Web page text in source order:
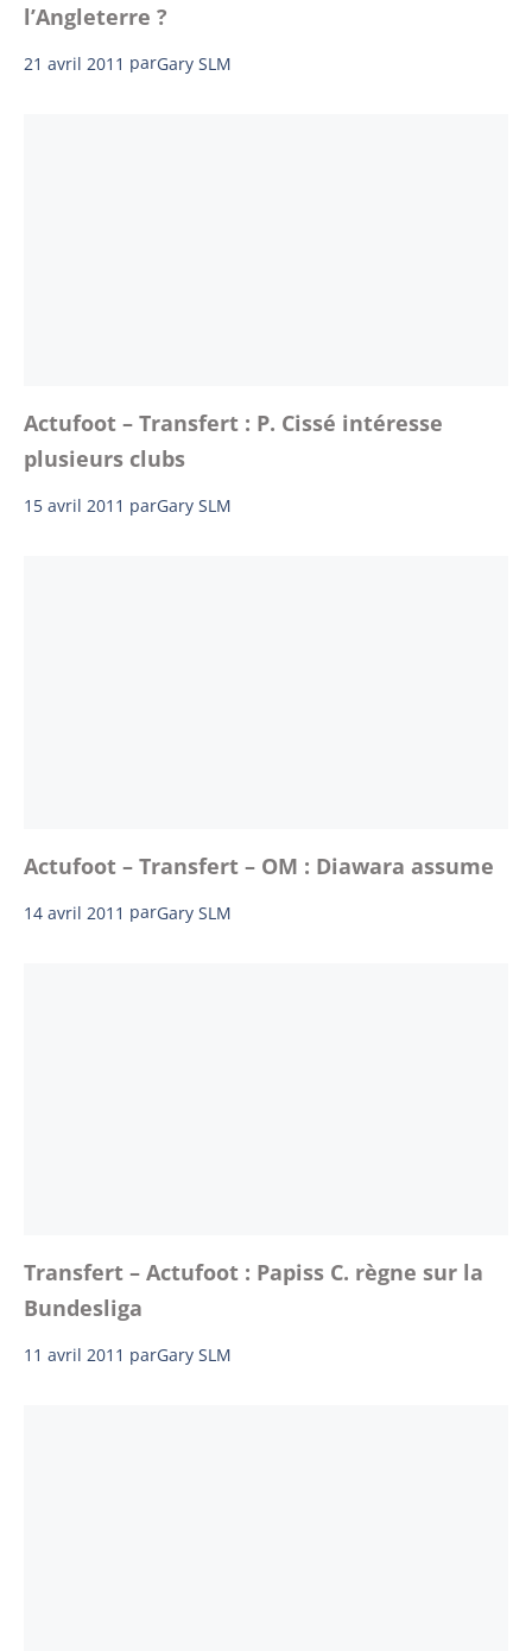
l’Angleterre ?
21 avril 2011 parGary SLM
Actufoot – Transfert : P. Cissé intéresse
plusieurs clubs
15 avril 2011 parGary SLM
Actufoot – Transfert – OM : Diawara assume
14 avril 2011 parGary SLM
Transfert – Actufoot : Papiss C. règne sur la
Bundesliga
11 avril 2011 parGary SLM